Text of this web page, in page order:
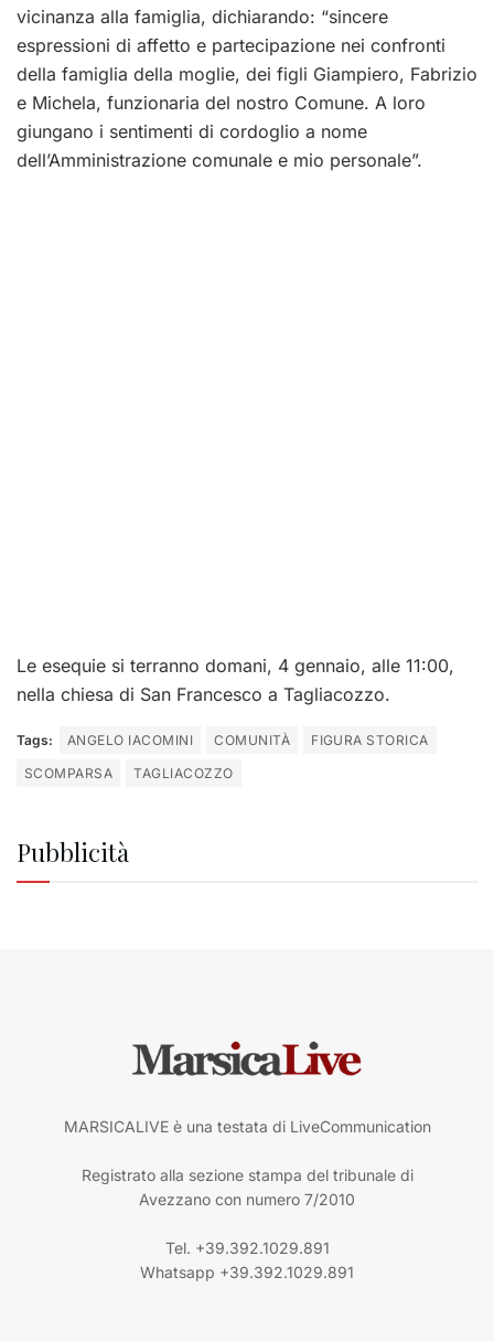
vicinanza alla famiglia, dichiarando: “sincere
espressioni di affetto e partecipazione nei confronti
della famiglia della moglie, dei figli Giampiero, Fabrizio
e Michela, funzionaria del nostro Comune. A loro
giungano i sentimenti di cordoglio a nome
dell’Amministrazione comunale e mio personale”.
Le esequie si terranno domani, 4 gennaio, alle 11:00,
nella chiesa di San Francesco a Tagliacozzo.
Tags: ANGELO IACOMINI COMUNITÀ
FIGURA STORICA
SCOMPARSA
TAGLIACOZZO
Pubblicità
MARSICALIVE è una testata di LiveCommunication
Registrato alla sezione stampa del tribunale di
Avezzano con numero 7/2010
Tel. +39.392.1029.891
Whatsapp +39.392.1029.891